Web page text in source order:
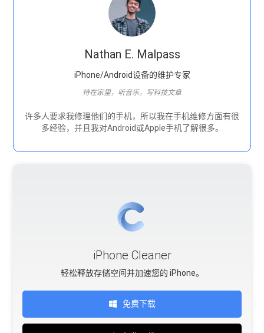
Nathan E. Malpass
iPhone/Android设备的维护专家
待在家里，听音乐，写科技文章
许多人要求我修理他们的手机，所以我在手机维修方面有很
多经验，并且我对Android或Apple手机了解很多。
iPhone Cleaner
轻松释放存储空间并加速您的 iPhone。
免费下载